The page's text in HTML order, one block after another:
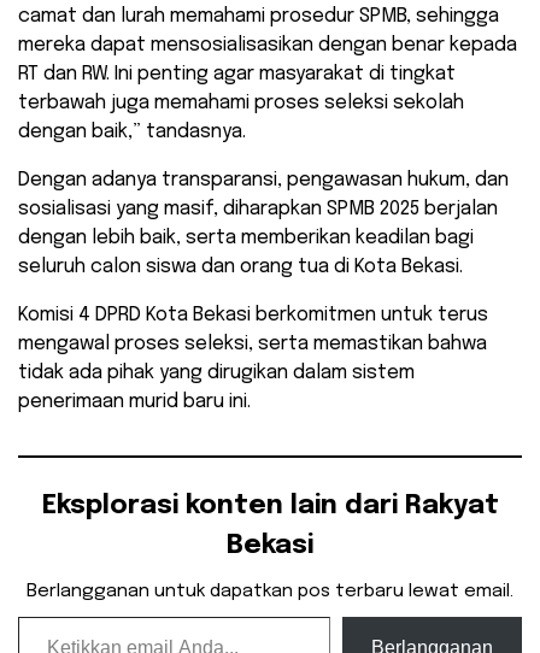
camat dan lurah memahami prosedur SPMB, sehingga
mereka dapat mensosialisasikan dengan benar kepada
RT dan RW. Ini penting agar masyarakat di tingkat
terbawah juga memahami proses seleksi sekolah
dengan baik,” tandasnya.
Dengan adanya transparansi, pengawasan hukum, dan
sosialisasi yang masif, diharapkan SPMB 2025 berjalan
dengan lebih baik, serta memberikan keadilan bagi
seluruh calon siswa dan orang tua di Kota Bekasi.
Komisi 4 DPRD Kota Bekasi berkomitmen untuk terus
mengawal proses seleksi, serta memastikan bahwa
tidak ada pihak yang dirugikan dalam sistem
penerimaan murid baru ini.
Eksplorasi konten lain dari Rakyat
Bekasi
Berlangganan untuk dapatkan pos terbaru lewat email.
Ketikkan email Anda...
Berlangganan